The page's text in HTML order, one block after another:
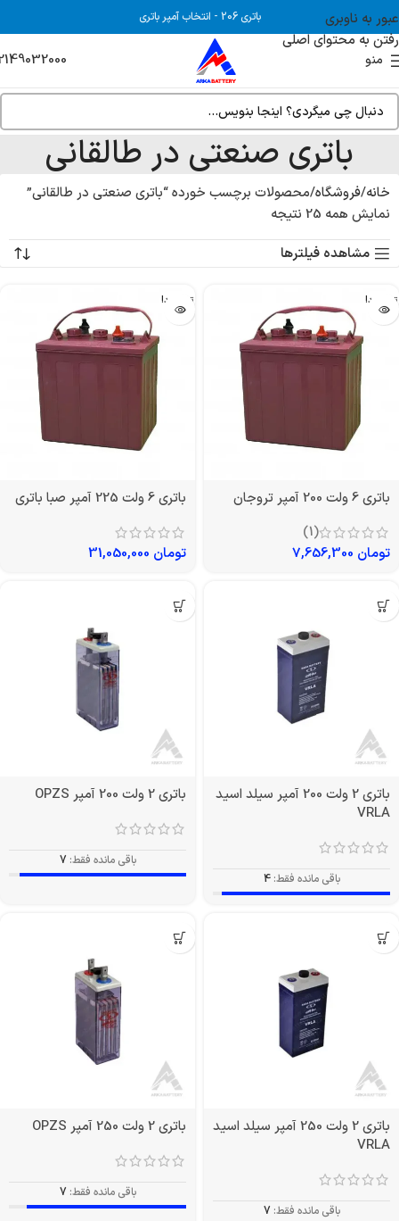
عبور به ناوبری
رفتن به محتوای اصلی
باتری 206 - انتخاب آمپر باتری
منو
باتری صنعتی در طالقانی
خانه فروشگاه محصولات برچسب خورده “باتری صنعتی در طالقانی”
نمایش همه 25 نتیجه
مشاهده فیلترها
تمام شد!
باتری 6 ولت 200 آمپر تروجان
(1)
تومان
تمام شد!
باتری 6 ولت 225 آمپر صبا باتری
تومان
باتری 2 ولت 200 آمپر سیلد اسید
VRLA
باقی مانده فقط: 4
باتری 2 ولت 200 آمپر OPZS
باقی مانده فقط: 7
باتری 2 ولت 250 آمپر سیلد اسید
VRLA
باقی مانده فقط: 7
باتری 2 ولت 250 آمپر OPZS
باقی مانده فقط: 7